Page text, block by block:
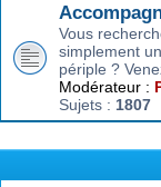
Vous
simplement
périple ?
Modérateur :
Sujets : 1807